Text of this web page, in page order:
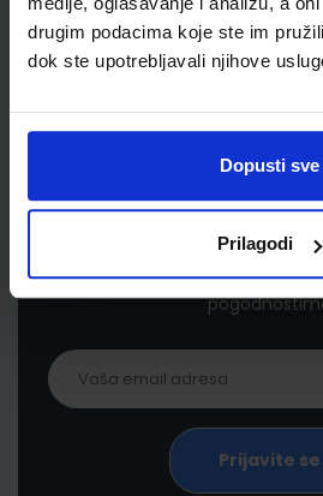
drugim podacima koje ste im
dok ste upotrebljavali njihove
Dopusti sve
Prilagodi
Newsletter
Prijavite se kako bi primali
proizvodima i uslugama,